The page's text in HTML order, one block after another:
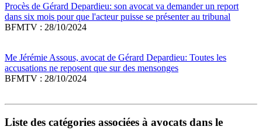
Procès de Gérard Depardieu: son avocat va demander un report
dans six mois pour que l'acteur puisse se présenter au tribunal
BFMTV : 28/10/2024
Me Jérémie Assous, avocat de Gérard Depardieu: Toutes les
accusations ne reposent que sur des mensonges
BFMTV : 28/10/2024
Liste des catégories associées à avocats dans le